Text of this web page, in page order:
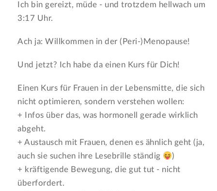
Ich bin gereizt, müde - und trotzdem hellwach um
3:17 Uhr.
Ach ja: Willkommen in der (Peri-)Menopause!
Und jetzt? Ich habe da einen Kurs für Dich!
Einen Kurs für Frauen in der Lebensmitte, die sich
nicht optimieren, sondern verstehen wollen:
+ Infos über das, was hormonell gerade wirklich
abgeht.
+ Austausch mit Frauen, denen es ähnlich geht (ja,
auch sie suchen ihre Lesebrille ständig
)
+ kräftigende Bewegung, die gut tut - nicht
überfordert.